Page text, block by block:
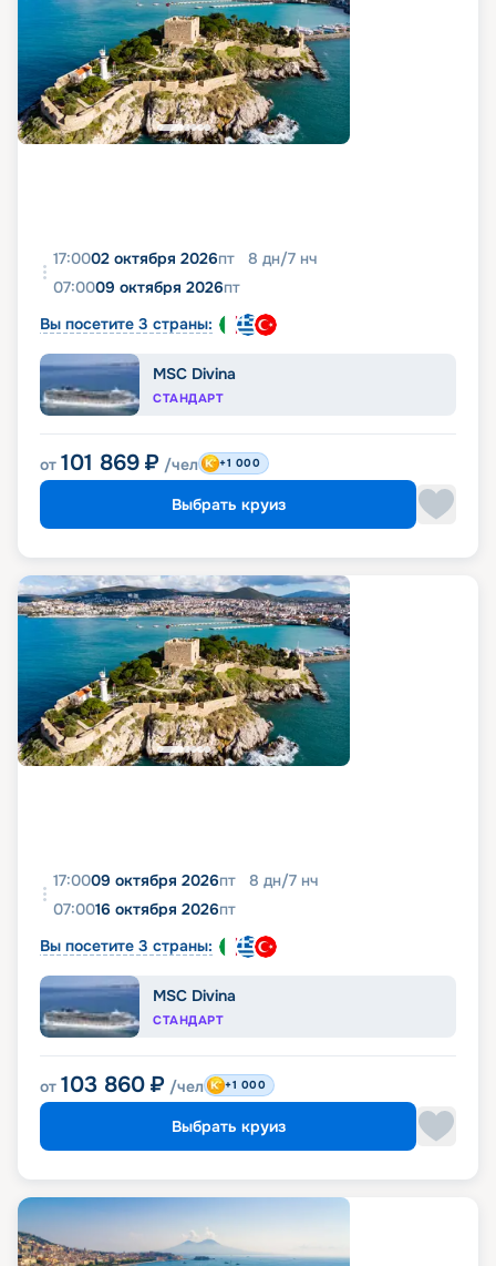
17:0002 октября 2026пт 8 дн/7 нч
07:0009 октября 2026пт
Вы посетите 3 страны:
MSC Divina
СТАНДАРТ
от 101 869 ₽ /чел +1 000
Выбрать круиз
17:0009 октября 2026пт 8 дн/7 нч
07:0016 октября 2026пт
Вы посетите 3 страны:
MSC Divina
СТАНДАРТ
от 103 860 ₽ /чел +1 000
Выбрать круиз